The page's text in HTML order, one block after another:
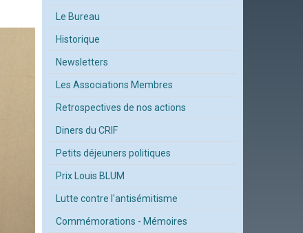
Le Bureau
Historique
Newsletters
Les Associations Membres
Retrospectives de nos actions
Diners du CRIF
Petits déjeuners politiques
Prix Louis BLUM
Lutte contre l'antisémitisme
Commémorations - Mémoires